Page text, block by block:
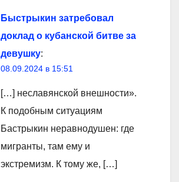
Быстрыкин затребовал
доклад о кубанской битве за
девушку:
08.09.2024 в 15:51
[…] неславянской внешности».
К подобным ситуациям
Бастрыкин неравнодушен: где
мигранты, там ему и
экстремизм. К тому же, […]